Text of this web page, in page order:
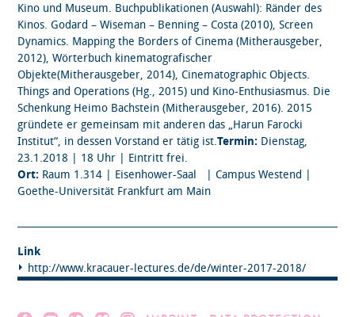
Kino und Museum. Buchpublikationen (Auswahl): Ränder des
Kinos. Godard – Wiseman – Benning – Costa (2010), Screen
Dynamics. Mapping the Borders of Cinema (Mitherausgeber,
2012), Wörterbuch kinematografischer
Objekte(Mitherausgeber, 2014), Cinematographic Objects.
Things and Operations (Hg., 2015) und Kino-Enthusiasmus. Die
Schenkung Heimo Bachstein (Mitherausgeber, 2016). 2015
gründete er gemeinsam mit anderen das „Harun Farocki
Institut“, in dessen Vorstand er tätig ist.Termin: Dienstag,
23.1.2018 | 18 Uhr | Eintritt frei.
Ort: Raum 1.314 | Eisenhower-Saal | Campus Westend |
Goethe-Universität Frankfurt am Main
Link
http://www.kracauer-lectures.de/de/winter-2017-2018/